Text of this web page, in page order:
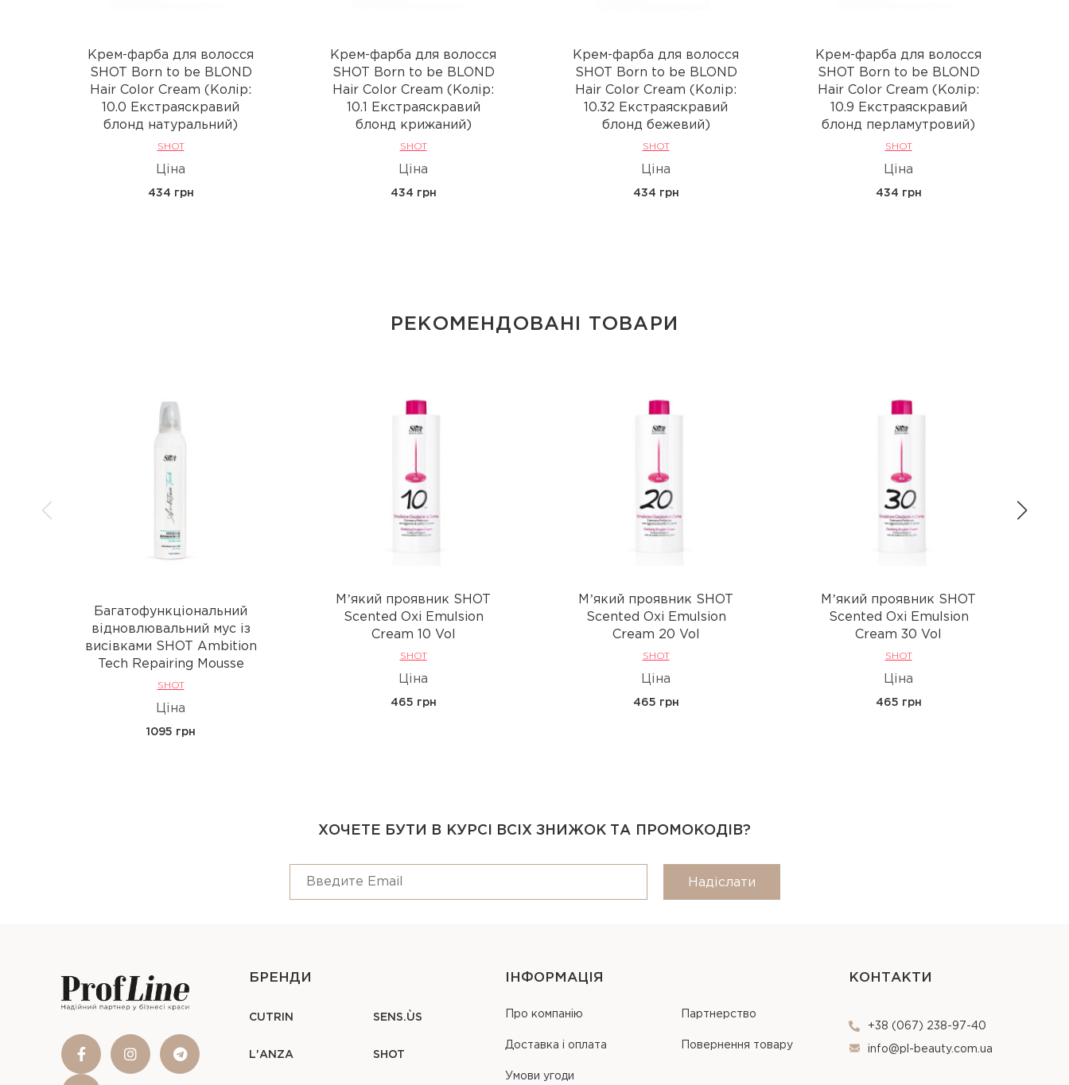
Крем-фарба для волосся
SHOT Born to be BLOND
Hair Color Cream (Колір:
10.0 Екстраяскравий
блонд натуральний)
SHOT
Ціна
434 грн
Крем-фарба для волосся
SHOT Born to be BLOND
Hair Color Cream (Колір:
10.1 Екстраяскравий
блонд крижаний)
SHOT
Ціна
434 грн
Крем-фарба для волосся
SHOT Born to be BLOND
Hair Color Cream (Колір:
10.32 Екстраяскравий
блонд бежевий)
SHOT
Ціна
434 грн
Крем-фарба для волосся
SHOT Born to be BLOND
Hair Color Cream (Колір:
10.9 Екстраяскравий
блонд перламутровий)
SHOT
Ціна
434 грн
РЕКОМЕНДОВАНІ ТОВАРИ
Багатофункціональний
відновлювальний мус із
висівками SHOT Ambition
Tech Repairing Mousse
SHOT
Ціна
1095 грн
Мʼякий проявник SHOT
Scented Oxi Emulsion
Cream 10 Vol
SHOT
Ціна
465 грн
Мʼякий проявник SHOT
Scented Oxi Emulsion
Cream 20 Vol
SHOT
Ціна
465 грн
Мʼякий проявник SHOT
Scented Oxi Emulsion
Cream 30 Vol
SHOT
Ціна
465 грн
ХОЧЕТЕ БУТИ В КУРСІ ВСІХ ЗНИЖОК ТА ПРОМОКОДІВ?
Надіслати
БРЕНДИ
CUTRIN SENS.ÙS
L'ANZA SHOT
ІНФОРМАЦІЯ
Про компанію Партнерство
Доставка і оплата Повернення товару
Умови угоди
КОНТАКТИ
+38 (067) 238-97-40
info@pl-beauty.com.ua